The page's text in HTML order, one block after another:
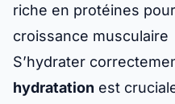
riche en protéines
croissance musculaire
S’hydrater
hydratation est